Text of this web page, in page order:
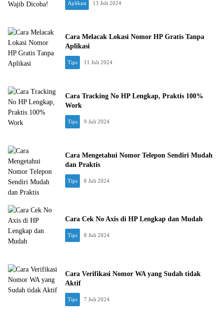
Aplikasi 13 Juli 2024
Cara Melacak Lokasi Nomor HP Gratis Tanpa
Aplikasi
Tips 11 Juli 2024
Cara Tracking No HP Lengkap, Praktis 100%
Work
Tips 9 Juli 2024
Cara Mengetahui Nomor Telepon Sendiri Mudah
dan Praktis
Tips 8 Juli 2024
Cara Cek No Axis di HP Lengkap dan Mudah
Tips 8 Juli 2024
Cara Verifikasi Nomor WA yang Sudah tidak
Aktif
Tips 7 Juli 2024